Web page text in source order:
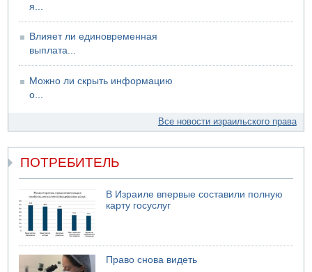
я...
Влияет ли единовременная
выплата...
Можно ли скрыть информацию
о...
Все новости израильского права
ПОТРЕБИТЕЛЬ
В Израиле впервые составили полную
карту госуслуг
Право снова видеть